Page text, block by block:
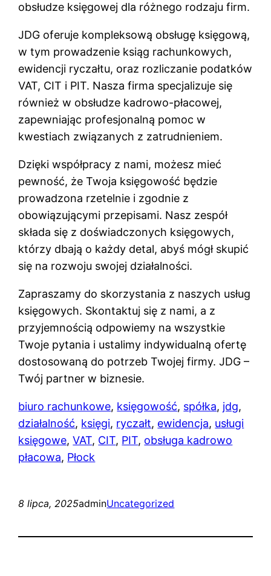
obsłudze księgowej dla różnego rodzaju firm.
JDG oferuje kompleksową obsługę księgową,
w tym prowadzenie ksiąg rachunkowych,
ewidencji ryczałtu, oraz rozliczanie podatków
VAT, CIT i PIT. Nasza firma specjalizuje się
również w obsłudze kadrowo-płacowej,
zapewniając profesjonalną pomoc w
kwestiach związanych z zatrudnieniem.
Dzięki współpracy z nami, możesz mieć
pewność, że Twoja księgowość będzie
prowadzona rzetelnie i zgodnie z
obowiązującymi przepisami. Nasz zespół
składa się z doświadczonych księgowych,
którzy dbają o każdy detal, abyś mógł skupić
się na rozwoju swojej działalności.
Zapraszamy do skorzystania z naszych usług
księgowych. Skontaktuj się z nami, a z
przyjemnością odpowiemy na wszystkie
Twoje pytania i ustalimy indywidualną ofertę
dostosowaną do potrzeb Twojej firmy. JDG –
Twój partner w biznesie.
biuro rachunkowe, księgowość, spółka, jdg,
działalność, księgi, ryczałt, ewidencja, usługi
księgowe,VAT, CIT, PIT, obsługa kadrowo
płacowa, Płock
8 lipca, 2025adminUncategorized